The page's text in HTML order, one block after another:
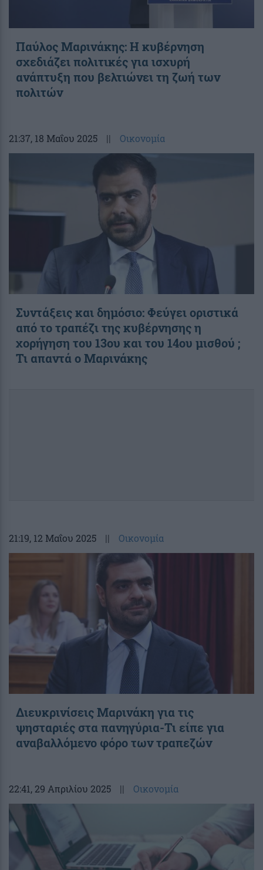
Παύλος Μαρινάκης: Η κυβέρνηση
σχεδιάζει πολιτικές για ισχυρή
ανάπτυξη που βελτιώνει τη ζωή των
πολιτών
21:37, 18 Μαΐου 2025 || Οικονομία
Συντάξεις και δημόσιο: Φεύγει οριστικά
από το τραπέζι της κυβέρνησης η
χορήγηση του 13ου και του 14ου μισθού ;
Τι απαντά ο Μαρινάκης
21:19, 12 Μαΐου 2025 || Οικονομία
Διευκρινίσεις Μαρινάκη για τις
ψησταριές στα πανηγύρια-Τι είπε για
αναβαλλόμενο φόρο των τραπεζών
22:41, 29 Απριλίου 2025 || Οικονομία